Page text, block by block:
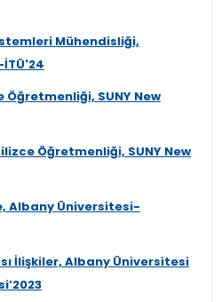
Mühendisliği,
SUNY New
Öğretmenliği, SUNY New
Albany Üniversitesi-
İlişkiler, Albany Üniversitesi